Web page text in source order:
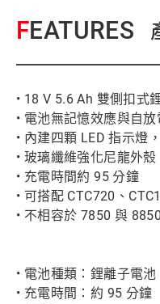
FEATURES
• 18 V 5.6 Ah 雙側扣式
• 電池無記憶效應與自
• 內建四顆 LED 指示燈
• 玻璃纖維強化尼龍外
• 充電時間約 95 分鐘
• 可搭配 CTC720、
• 不相容於 7850 與
• 電池種類：鋰離子電
• 充電時間：約 95 分鐘